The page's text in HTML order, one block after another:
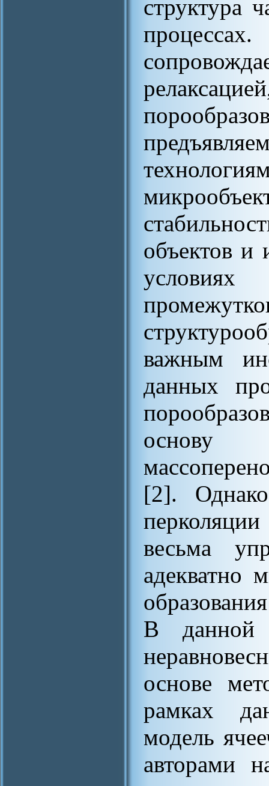
структура
объектов и
важным
данных
основу
[2].
весьма
адекватно
В данной
основе
рамках
модель
авторами